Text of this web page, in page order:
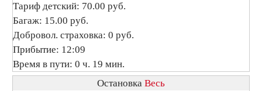
Тариф детский: 70.00 руб.
Багаж: 15.00 руб.
Добровол. страховка: 0 руб.
Прибытие: 12:09
Время в пути: 0 ч. 19 мин.
Остановка Весь